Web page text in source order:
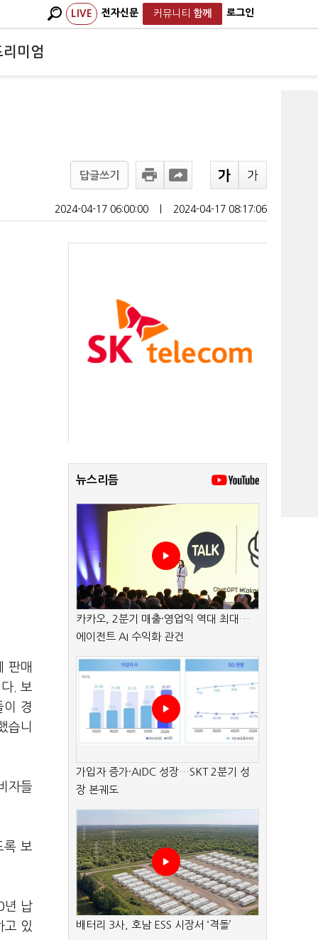
LIVE 전자신문 커뮤니티 함께 로그인
리미엄
답글쓰기
2024-04-17 06:00:00 2024-04-17 08:17:06
판매
. 보
이 경
습니
자들
록 보
년 납
고 있
뉴스리듬
카카오, 2분기 매출·영업익 역대 최대…
에이전트 AI 수익화 관건
가입자 증가·AIDC 성장…SKT 2분기 성
장 본궤도
배터리 3사, 호남 ESS 시장서 ‘격돌’